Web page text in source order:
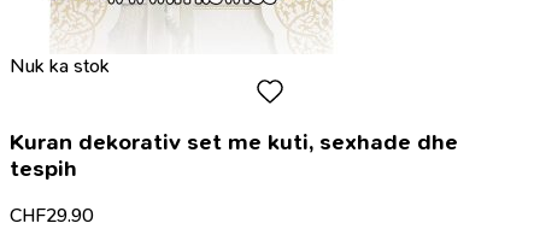
Nuk ka stok
Kuran dekorativ set me kuti, sexhade dhe
tespih
CHF29.90